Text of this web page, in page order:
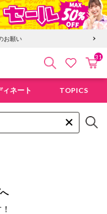
お願い
検索 お気にカ
31
ィネート TOPICS